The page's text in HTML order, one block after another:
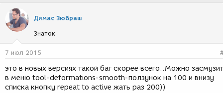
Димас Зюбраш
Знаток
7 июл 2015
это в новых версиях такой баг скорее всего..Можно
в меню tool-deformations-smooth-ползунок на 100 и внизу
списка кнопку repeat to active жать раз 200))